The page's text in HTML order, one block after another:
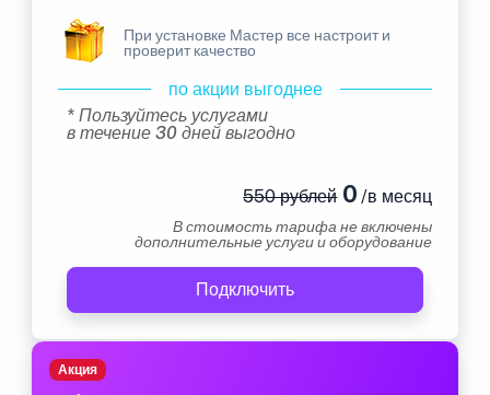
При установке Мастер все настроит и
проверит качество
по акции выгоднее
* Пользуйтесь услугами
в течение 30 дней выгодно
550 рублей0 /в месяц
В стоимость тарифа не включены
дополнительные услуги и оборудование
Подключить
Акция